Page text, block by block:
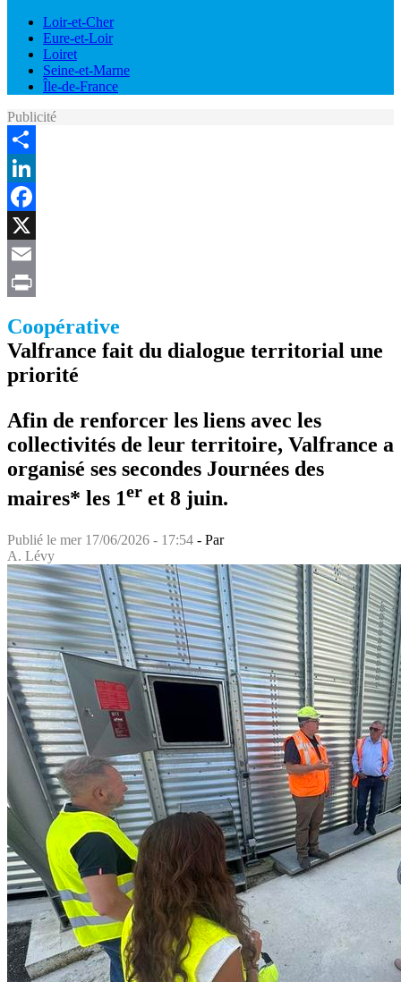
Loir-et-Cher
Eure-et-Loir
Loiret
Seine-et-Marne
Île-de-France
Publicité
Share
LinkedIn
Facebook
X
Email
Coopérative
Valfrance fait du dialogue territorial une
priorité
Afin de renforcer les liens avec les
collectivités de leur territoire, Valfrance a
organisé ses secondes Journées des
maires* les 1er et 8 juin.
Publié le mer 17/06/2026 - 17:54 - Par
A. Lévy